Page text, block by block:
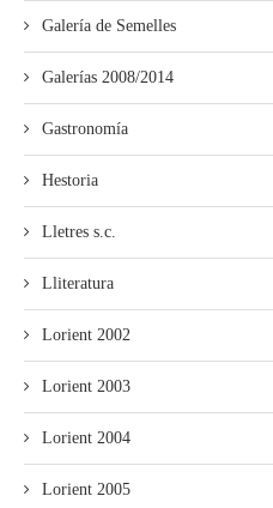
Galería de Semelles
Galerías 2008/2014
Gastronomía
Hestoria
Lletres s.c.
Lliteratura
Lorient 2002
Lorient 2003
Lorient 2004
Lorient 2005